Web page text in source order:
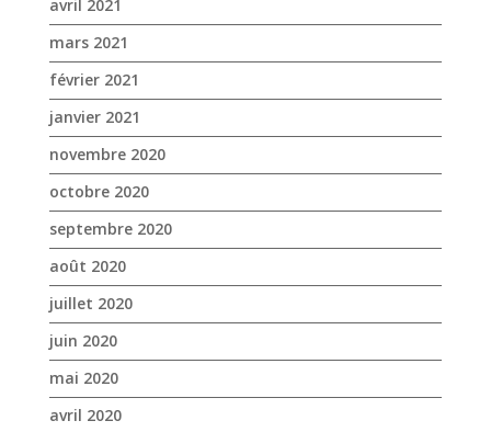
octobre 2020
septembre 2020
août 2020
juillet 2020
juin 2020
mai 2020
avril 2020
mars 2020
janvier 2020
décembre 2019
novembre 2019
octobre 2019